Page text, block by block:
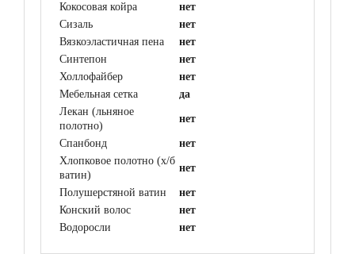
Кокосовая койра
нет
Сизаль
нет
Вязкоэластичная пена
нет
Синтепон
нет
Холлофайбер
нет
Мебельная сетка
да
Лекан (льняное
полотно)
нет
Спанбонд
нет
Хлопковое полотно (х/б
ватин)
нет
Полушерстяной ватин
нет
Конский волос
нет
Водоросли
нет